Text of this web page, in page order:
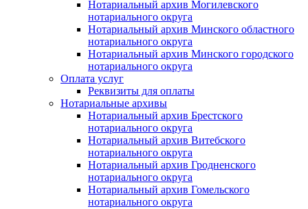
Нотариальный архив Могилевского
нотариального округа
Нотариальный архив Минского областного
нотариального округа
Нотариальный архив Минского городского
нотариального округа
Оплата услуг
Реквизиты для оплаты
Нотариальные архивы
Нотариальный архив Брестского
нотариального округа
Нотариальный архив Витебского
нотариального округа
Нотариальный архив Гродненского
нотариального округа
Нотариальный архив Гомельского
нотариального округа